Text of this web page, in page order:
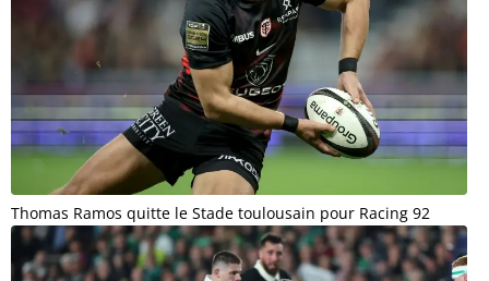
Thomas Ramos quitte le Stade toulousain pour Racing 92